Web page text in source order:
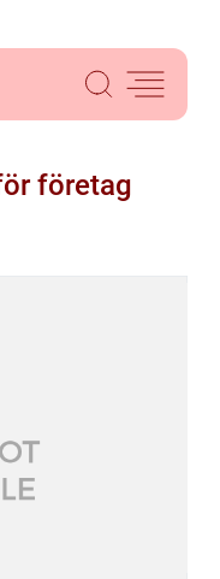
företag